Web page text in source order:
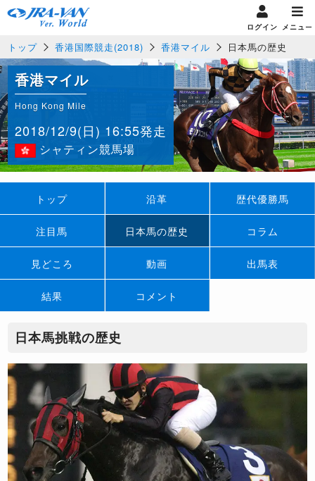
ログイン メニュー
トップ 香港国際競走(2018) 香港マイル 日本馬の歴史
香港マイル
Hong Kong Mile
2018/12/9(日) 16:55発走
シャティン競馬場
トップ 沿革 歴代優勝馬
注目馬 日本馬の歴史 コラム
見どころ 動画 出馬表
結果 コメント
日本馬挑戦の歴史